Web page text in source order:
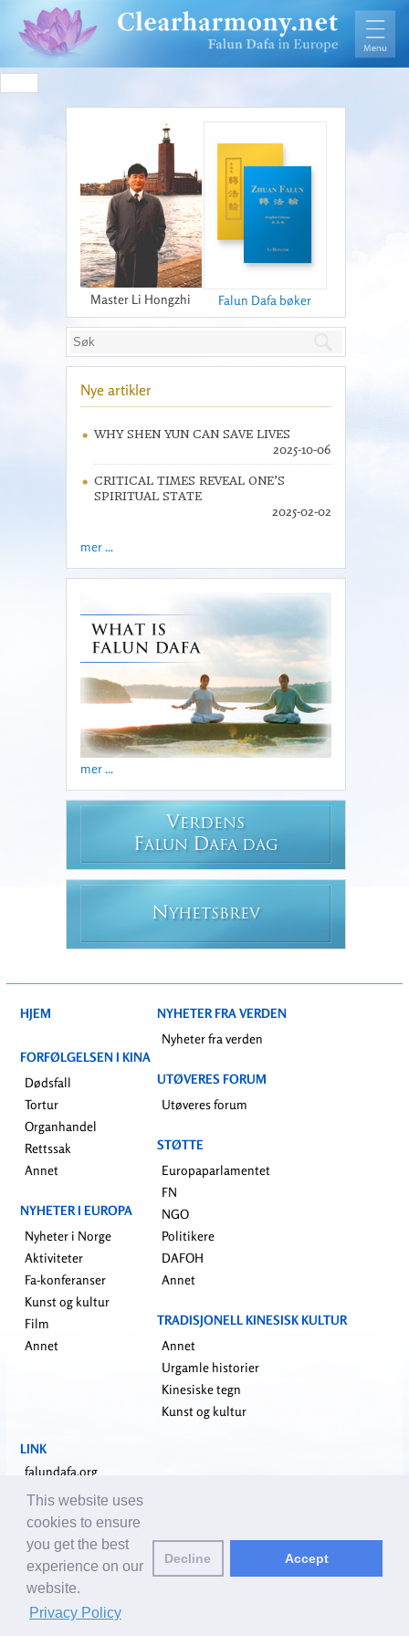
Master Li Hongzhi Falun Dafa bøker
Nye artikler
WHY SHEN YUN CAN SAVE LIVES
2025-10-06
CRITICAL TIMES REVEAL ONE’S
SPIRITUAL STATE
2025-02-02
mer ...
mer ...
VERDENS
FALUN DAFA DAG
NYHETSBREV
HJEM
FORFØLGELSEN I KINA
Dødsfall
Tortur
Organhandel
Rettssak
Annet
NYHETER I EUROPA
Nyheter i Norge
Aktiviteter
Fa-konferanser
Kunst og kultur
Film
Annet
NYHETER FRA VERDEN
Nyheter fra verden
UTØVERES FORUM
Utøveres forum
STØTTE
Europaparlamentet
FN
NGO
Politikere
DAFOH
Annet
TRADISJONELL KINESISK KULTUR
Annet
Urgamle historier
Kinesiske tegn
Kunst og kultur
LINK
falundafa.org
faluninfo.net
minghui.org
pureinsight.org
shenyunperformingarts.org
Kontakt oss: editor@no.clearharmony.net
This website uses
cookies to ensure
you get the best
experience on our
website.
Privacy Policy
Decline Accept